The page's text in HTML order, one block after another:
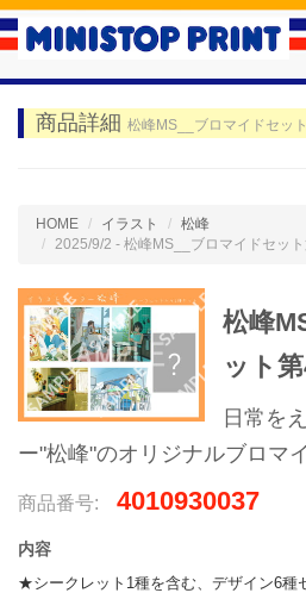
商品詳細 松峰MS__ブロマイドセッ
HOME イラスト
松峰
2025/9/2 - 松峰MS__ブロマイドセッ
松峰
ット
日常を
ー"松峰"のオリジナルブロマ
商品番号: 4010930037
内容
★シークレット1種を含む、デザイン6種